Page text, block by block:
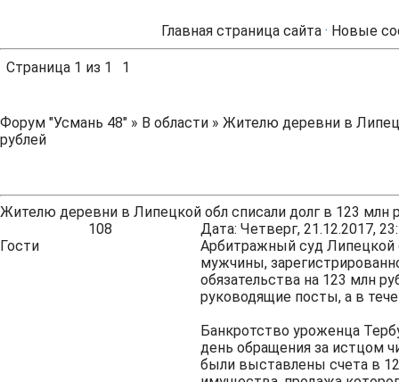
Главная страница сайта · Новые
Страница 1 из 1 1
Форум "Усмань 48" » В области » Жителю деревни в
рублей
Жителю деревни в Липецкой обл списали долг в 123 млн
108
Дата: Четверг, 21.12.2017,
Гости
Арбитражный суд Липецкой
мужчины,
обязательства на 123 млн
руководящие посты, а в
Банкротство уроженца
день обращения за истцом
были выставлены счета в